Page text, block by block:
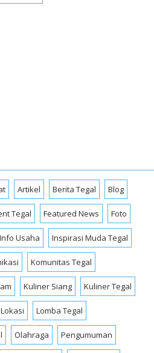
Artikel Berita Tegal Blog
Tegal Featured News Foto
Info Usaha Inspirasi Muda Tegal
Komunitas Tegal
Kuliner Siang Kuliner Tegal
Lokasi Lomba Tegal
Olahraga Pengumuman